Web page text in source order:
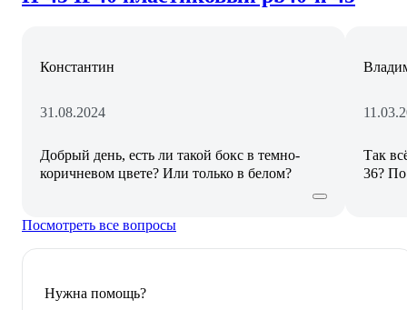
Константин
31.08.2024
Добрый день, есть ли такой бокс в темно-
коричневом цвете? Или только в белом?
Так
36?
Посмотреть все вопросы
Нужна помощь?